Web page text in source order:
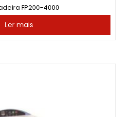
FP200-4000
Ler mais